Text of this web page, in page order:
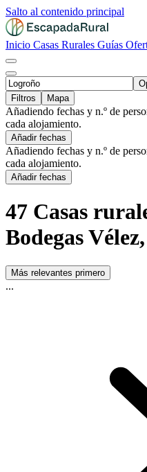
Salto al contenido principal
Inicio Casas Rurales Guías
Filtros
Mapa
Añadiendo fechas y n.º de
cada alojamiento.
Añadir fechas
Añadiendo fechas y n.º de
cada alojamiento.
Añadir fechas
47 Casas
Bodegas
Más relevantes primero
...